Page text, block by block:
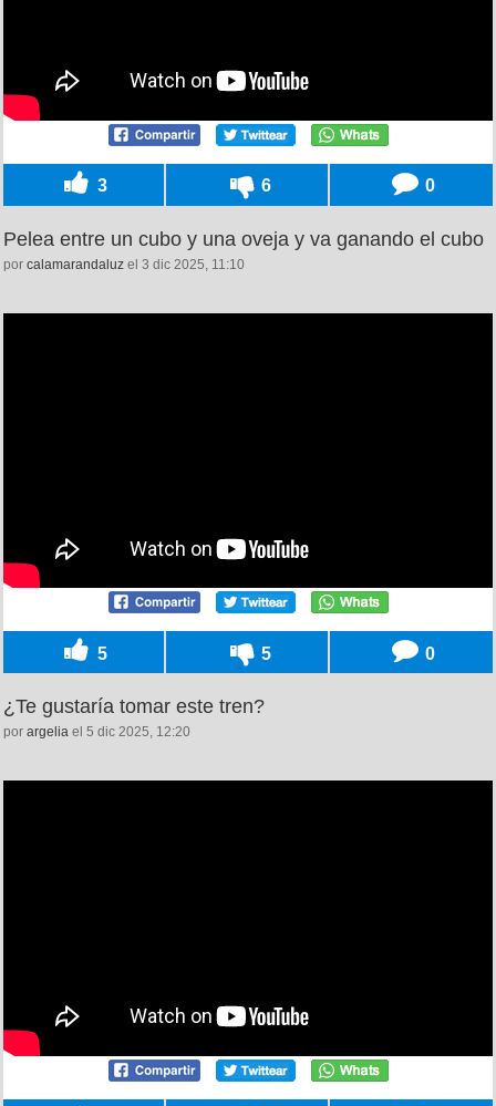
3 6 0
Pelea entre un cubo y una oveja y va ganando el cubo
por calamarandaluz el 3 dic 2025, 11:10
5 5 0
¿Te gustaría tomar este tren?
por argelia el 5 dic 2025, 12:20